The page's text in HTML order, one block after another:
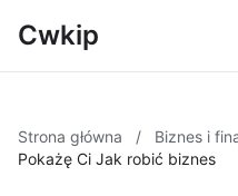
Cwkip
Strona główna / Biznes i
Pokażę Ci Jak robić biznes